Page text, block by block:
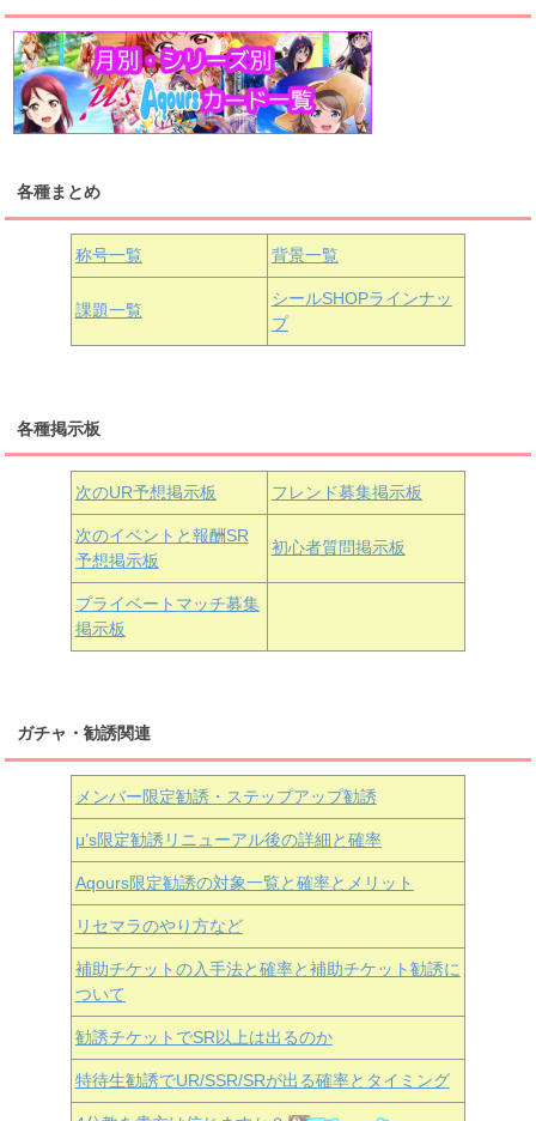
桜内梨子 高海千歌 渡辺曜
浦の星女学院1年生
津島善子 黒澤ルビィ
浦の星女学院3年生
黒澤ダイヤ
上原歩夢 宮下愛 優木せつ菜
虹ヶ咲学園1年生
中須かすみ 天王寺璃奈
朝香果林 近江彼方 エマ・ヴェルデ
各種まとめ
称号一覧 背景一覧
課題一覧
シールSHOPラインナッ
プ
各種掲示板
次のUR予想掲示板 フレンド募集掲示板
次のイベントと報酬SR
予想掲示板
初心者質問掲示板
プライベートマッチ募集
掲示板
ガチャ・勧誘関連
メンバー限定勧誘・ステップアップ勧誘
μ’s限定勧誘リニューアル後の詳細と確率
Aqours限定勧誘の対象一覧と確率とメリット
リセマラのやり方など
補助チケットの入手法と確率と補助チケット勧誘に
ついて
勧誘チケットでSR以上は出るのか
特待生勧誘でUR/SSR/SRが出る確率とタイミング